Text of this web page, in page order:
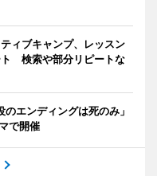
ィブキャンプ、レッスン
ト 検索や部分リピートな
エンディングは死のみ」
で開催